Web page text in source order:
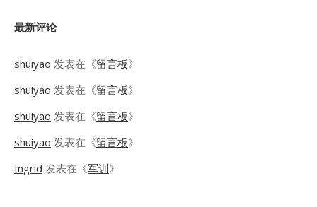
最新评论
shuiyao 发表在《留言板》
shuiyao 发表在《留言板》
shuiyao 发表在《留言板》
shuiyao 发表在《留言板》
Ingrid 发表在《军训》